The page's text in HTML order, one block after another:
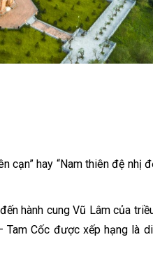
cạn” hay “Nam thiên đệ nhị
hành cung Vũ Lâm của
Tam Cốc được xếp hạng là